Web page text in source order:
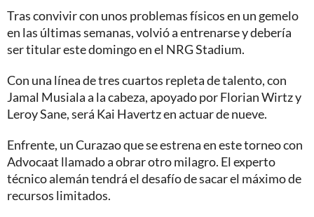
Tras convivir con unos problemas físicos en un gemelo
en las últimas semanas, volvió a entrenarse y debería
ser titular este domingo en el NRG Stadium.
Con una línea de tres cuartos repleta de talento, con
Jamal Musiala a la cabeza, apoyado por Florian Wirtz y
Leroy Sane, será Kai Havertz en actuar de nueve.
Enfrente, un Curazao que se estrena en este torneo con
Advocaat llamado a obrar otro milagro. El experto
técnico alemán tendrá el desafío de sacar el máximo de
recursos limitados.